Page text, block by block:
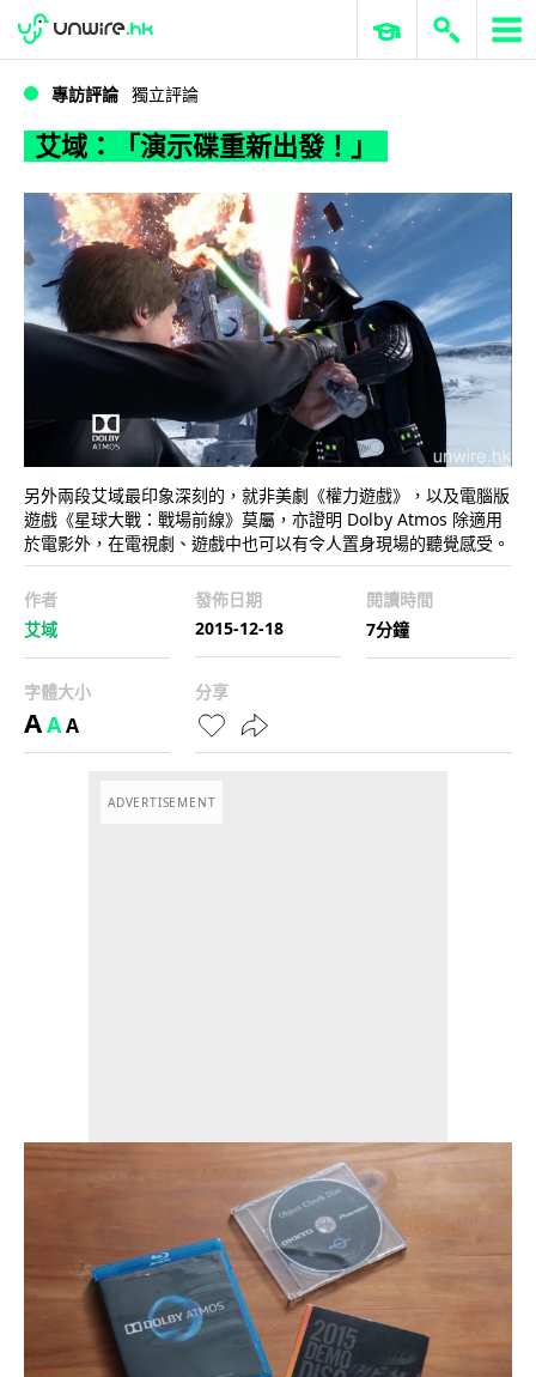
艾域：「演示碟重新出發！」
WWDC 2026 ERP 與商業 AI
專訪評論 獨立評論
艾域：「演示碟重新出發！」
另外兩段艾域最印象深刻的，就非美劇《權力遊戲》，以及電腦版
遊戲《星球大戰：戰場前線》莫屬，亦證明 Dolby Atmos 除適用
於電影外，在電視劇、遊戲中也可以有令人置身現場的聽覺感受。
作者
艾域
發佈日期
2015-12-18
閱讀時間
7分鐘
字體大小
AAA
分享
ADVERTISEMENT